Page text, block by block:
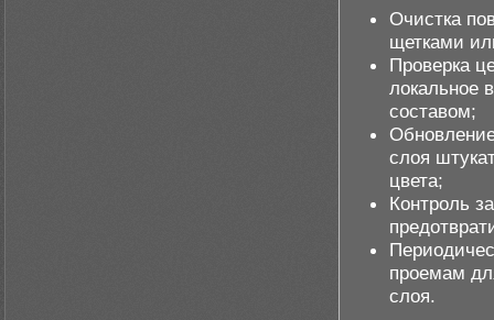
Очистка
щетками
Проверка
локальное
составом;
слоя
цвета;
Контроль
проемам
слоя.